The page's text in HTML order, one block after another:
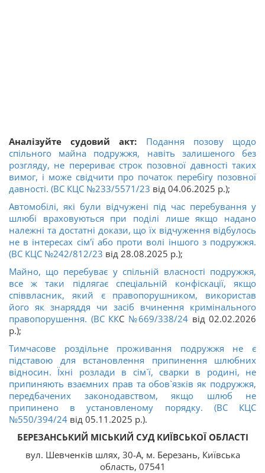
Аналізуйте судовий акт: Подання позову щодо
спільного майна подружжя, навіть залишеного без
розгляду, не перериває строк позовної давності таких
вимог, і може свідчити про початок перебігу позовної
давності. (ВС КЦС №233/5571/23 від 04.06.2025 р.);
Автомобілі, які були відчужені під час перебування у
шлюбі враховуються при поділі лише якщо надано
належні та достатні докази, що їх відчуження відбулось
не в інтересах сім'ї або проти волі іншого з подружжя.
(ВС КЦС №242/812/23 від 28.08.2025 р.);
Майно, що перебуває у спільній власності подружжя,
все ж таки підлягає спеціальній конфіскації, якщо
співвласник, який є правопорушником, використав
його як знаряддя чи засіб вчинення кримінального
правопорушення. (ВС ККС №669/338/24 від 02.02.2026
р.);
Тимчасове роздільне проживання подружжя не є
підставою для встановлення припинення шлюбних
відносин. Їхні розлади в сім`ї, сварки в родині, не
припиняють взаємних прав та обов`язків як подружжя,
передбачених законодавством, якщо шлюб не
припинено в установленому порядку. (ВС КЦС
№550/394/24 від 05.11.2025 р.).
БЕРЕЗАНСЬКИЙ МІСЬКИЙ СУД КИЇВСЬКОЇ ОБЛАСТІ
вул. Шевченків шлях, 30-А, м. Березань, Київська
область, 07541